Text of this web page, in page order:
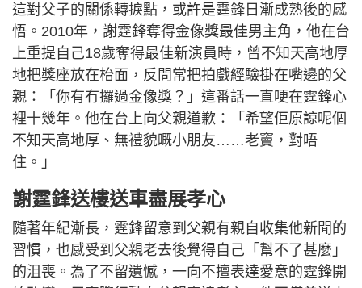
這對父子的關係轉捩點，或許是霆鋒日漸成熟後的感
悟。2010年，謝霆鋒奪得金像獎最佳男主角，他在台
上重提自己18歲奪得最佳新演員時，曾不知天高地厚
地把獎座放在枱面，反問常把拍戲經驗掛在嘴邊的父
親：「你有冇攞過金像獎？」這番話一直哽在霆鋒心
裡十幾年。他在台上向父親道歉：「希望佢原諒呢個
不知天高地厚、無禮貌嘅小朋友……老竇，對唔
住。」
謝霆鋒送樓送車盡展孝心
隨著年紀漸長，霆鋒留意到父親有親自收集他新聞的
習慣，也感受到父親老去後覺得自己「幫不了甚麼」
的沮喪。為了不留遺憾，一向不擅表達愛意的霆鋒開